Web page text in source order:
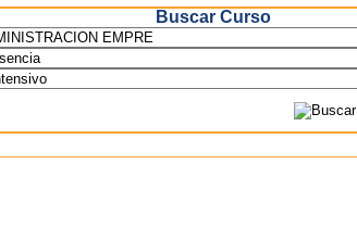
Buscar Curso